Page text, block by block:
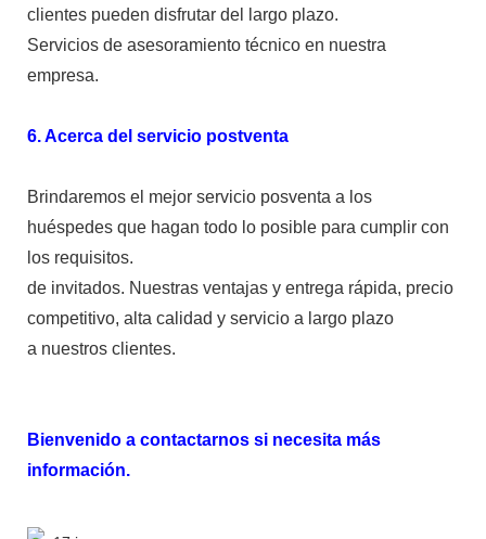
clientes pueden disfrutar del largo plazo.
Servicios de asesoramiento técnico en nuestra
empresa.
6. Acerca del servicio postventa
Brindaremos el mejor servicio posventa a los
huéspedes que hagan todo lo posible para cumplir con
los requisitos.
de invitados. Nuestras ventajas y entrega rápida, precio
competitivo, alta calidad y servicio a largo plazo
a nuestros clientes.
Bienvenido a contactarnos si necesita más
información.